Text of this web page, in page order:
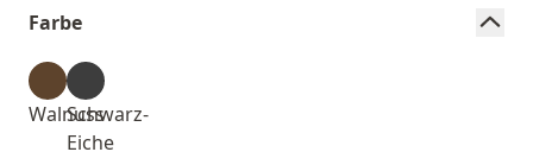
Farbe
WalnussSchwarz-
Eiche